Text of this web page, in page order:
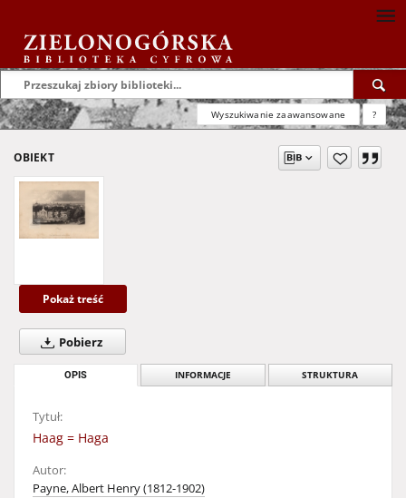
Wyszukiwanie zaawansowane ?
OBIEKT
Pokaż treść
Pobierz
OPIS INFORMACJE STRUKTURA
Tytuł:
Haag = Haga
Autor:
Payne, Albert Henry (1812-1902)